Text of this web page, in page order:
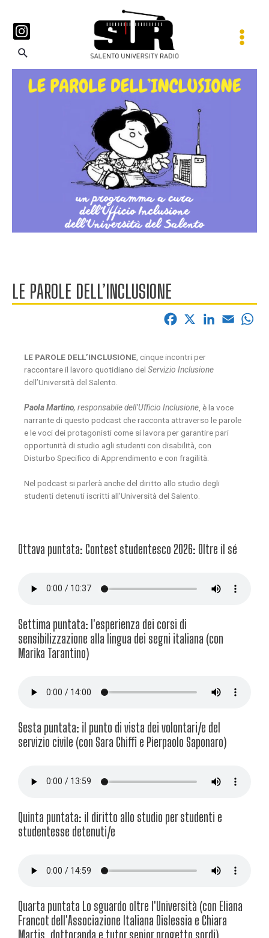
LE PAROLE DELL’INCLUSIONE
c
e
o
o
k
d
I
n
E
LE PAROLE DELL’INCLUSIONE, cinque incontri per
raccontare il lavoro quotidiano del Servizio Inclusione
dell’Università del Salento.
Paola Martino, responsabile dell’Ufficio Inclusione, è la voce
narrante di questo podcast che racconta attraverso le parole
e le voci dei protagonisti come si lavora per garantire pari
opportunità di studio agli studenti con disabilità, con
Disturbo Specifico di Apprendimento e con fragilità.
Nel podcast si parlerà anche del diritto allo studio degli
studenti detenuti iscritti all’Università del Salento.
Ottava puntata: Contest studentesco 2026: Oltre il sé
Settima puntata: l'esperienza dei corsi di
sensibilizzazione alla lingua dei segni italiana (con
Marika Tarantino)
Sesta puntata: il punto di vista dei volontari/e del
servizio civile (con Sara Chiffi e Pierpaolo Saponaro)
Quinta puntata: il diritto allo studio per studenti e
studentesse detenuti/e
Quarta puntata Lo sguardo oltre l'Università (con Eliana
Francot dell'Associazione Italiana Dislessia e Chiara
Martis, dottoranda e tutor senior progetto sordi)